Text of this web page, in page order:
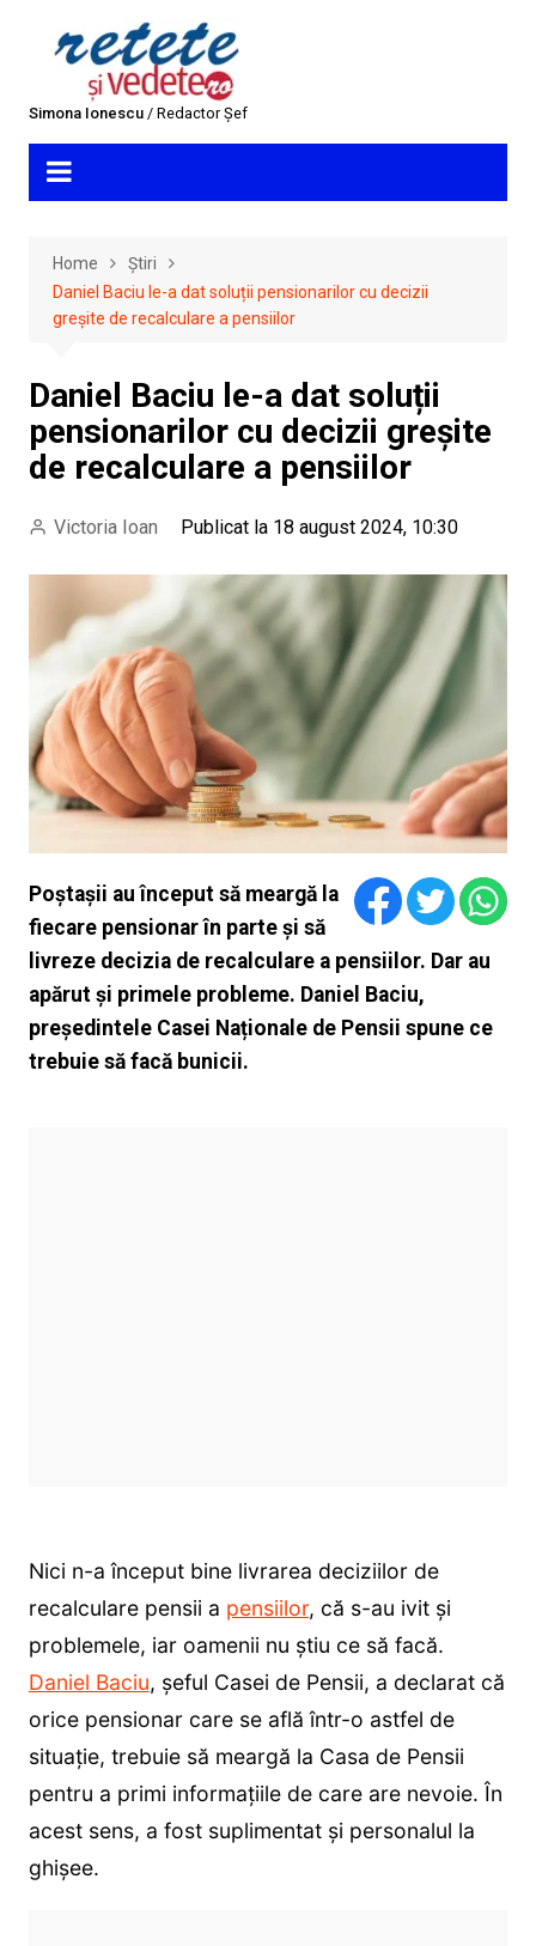
Simona Ionescu/ Redactor Șef
Home
Știri
Daniel Baciu le-a dat soluții pensionarilor cu decizii
greșite de recalculare a pensiilor
Daniel Baciu le-a dat soluții
pensionarilor cu decizii greșite
de recalculare a pensiilor
Victoria Ioan Publicat la 18 august 2024, 10:30
Poștașii au început să meargă la
fiecare pensionar în parte și să
livreze decizia de recalculare a pensiilor. Dar au
apărut și primele probleme. Daniel Baciu,
președintele Casei Naționale de Pensii spune ce
trebuie să facă bunicii.
Nici n-a început bine livrarea deciziilor de
recalculare pensii a pensiilor, că s-au ivit și
problemele, iar oamenii nu știu ce să facă.
Daniel Baciu, șeful Casei de Pensii, a declarat că
orice pensionar care se află într-o astfel de
situație, trebuie să meargă la Casa de Pensii
pentru a primi informațiile de care are nevoie. În
acest sens, a fost suplimentat și personalul la
ghișee.